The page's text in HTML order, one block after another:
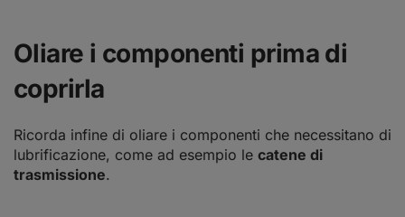
Oliare i componenti prima di
coprirla
Ricorda infine di oliare i componenti che necessitano di
lubrificazione, come ad esempio le catene di
trasmissione.